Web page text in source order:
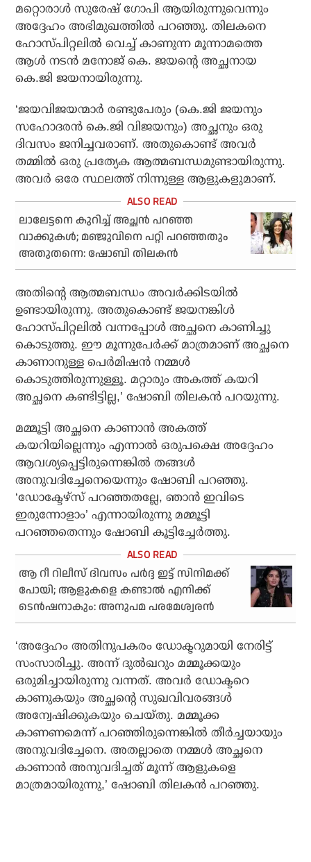
മറ്റൊരാള്‍ സുരേഷ് ഗോപി ആയിരുന്നുവെന്നും
അദ്ദേഹം അഭിമുഖത്തില്‍ പറഞ്ഞു. തിലകനെ
ഹോസ്പിറ്റലില്‍ വെച്ച് കാണുന്ന മൂന്നാമത്തെ
ആള്‍ നടന്‍ മനോജ് കെ. ജയന്റെ അച്ഛനായ
കെ.ജി ജയനായിരുന്നു.
‘ജയവിജയന്മാര്‍ രണ്ടുപേരും (കെ.ജി ജയനും
സഹോദരന്‍ കെ.ജി വിജയനും) അച്ഛനും ഒരു
ദിവസം ജനിച്ചവരാണ്. അതുകൊണ്ട് അവര്‍
തമ്മില്‍ ഒരു പ്രത്യേക ആത്മബന്ധമുണ്ടായിരുന്നു.
അവര്‍ ഒരേ സ്ഥലത്ത് നിന്നുള്ള ആളുകളുമാണ്.
ലാലേട്ടനെ കുറിച്ച് അച്ഛന്‍ പറഞ്ഞ
വാക്കുകള്‍; മഞ്ജുവിനെ പറ്റി പറഞ്ഞതും
അതുതന്നെ: ഷോബി തിലകന്‍
അതിന്റെ ആത്മബന്ധം അവര്‍ക്കിടയില്‍
ഉണ്ടായിരുന്നു. അതുകൊണ്ട് ജയനങ്കിള്‍
ഹോസ്പിറ്റലില്‍ വന്നപ്പോള്‍ അച്ഛനെ കാണിച്ചു
കൊടുത്തു. ഈ മൂന്നുപേര്‍ക്ക് മാത്രമാണ് അച്ഛനെ
കാണാനുള്ള പെര്‍മിഷന്‍ നമ്മള്‍
കൊടുത്തിരുന്നുള്ളൂ. മറ്റാരും അകത്ത് കയറി
അച്ഛനെ കണ്ടിട്ടില്ല,’ ഷോബി തിലകന്‍ പറയുന്നു.
മമ്മൂട്ടി അച്ഛനെ കാണാന്‍ അകത്ത്
കയറിയില്ലെന്നും എന്നാല്‍ ഒരുപക്ഷെ അദ്ദേഹം
ആവശ്യപ്പെട്ടിരുന്നെങ്കില്‍ തങ്ങള്‍
അനുവദിച്ചേനെയെന്നും ഷോബി പറഞ്ഞു.
‘ഡോക്ടേഴ്‌സ് പറഞ്ഞതല്ലേ, ഞാന്‍ ഇവിടെ
ഇരുന്നോളാം’ എന്നായിരുന്നു മമ്മൂട്ടി
പറഞ്ഞതെന്നും ഷോബി കൂട്ടിച്ചേര്‍ത്തു.
ആ റീ റിലീസ് ദിവസം പര്‍ദ്ദ ഇട്ട് സിനിമക്ക്
പോയി; ആളുകളെ കണ്ടാല്‍ എനിക്ക്
ടെന്‍ഷനാകും: അനുപമ പരമേശ്വരന്‍
‘അദ്ദേഹം അതിനുപകരം ഡോക്ടറുമായി നേരിട്ട്
സംസാരിച്ചു. അന്ന് ദുല്‍ഖറും മമ്മൂക്കയും
ഒരുമിച്ചായിരുന്നു വന്നത്. അവര്‍ ഡോക്ടറെ
കാണുകയും അച്ഛന്റെ സുഖവിവരങ്ങള്‍
അന്വേഷിക്കുകയും ചെയ്തു. മമ്മൂക്ക
കാണണമെന്ന് പറഞ്ഞിരുന്നെങ്കില്‍ തീര്‍ച്ചയായും
അനുവദിച്ചേനെ. അതല്ലാതെ നമ്മള്‍ അച്ഛനെ
കാണാന്‍ അനുവദിച്ചത് മൂന്ന് ആളുകളെ
മാത്രമായിരുന്നു,’ ഷോബി തിലകന്‍ പറഞ്ഞു.